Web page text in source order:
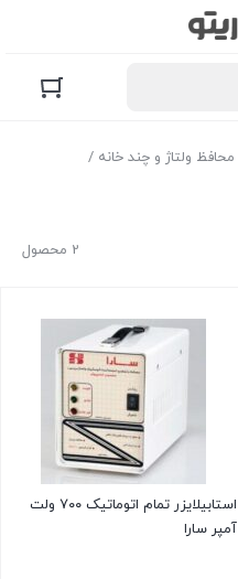
محافظ ولتاژ و چند خانه /
2 محصول
استابیلایزر تمام اتوماتیک ۷۰۰ ولت
آمپر سارا